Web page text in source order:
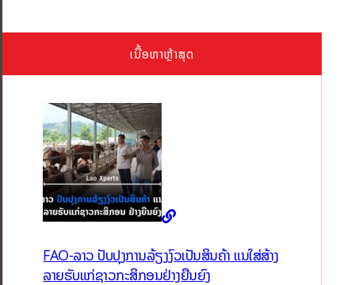
ເນື້ອຫາຫຼ້າສຸດ
FAO-ລາວ ປັບປຸງການລ້ຽງງົວເປັນສິນຄ້າ ແນໃສ່ສ້າງ
ລາຍຮັບແກ່ຊາວກະສິກອນຢ່າງຍືນຍົງ